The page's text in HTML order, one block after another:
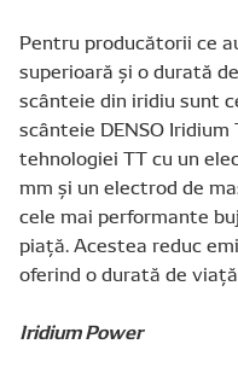
Pentru producătorii ce
superioară şi o durată
scânteie din iridiu sunt
scânteie DENSO
tehnologiei TT cu un
mm şi un electrod de
cele mai performante
piaţă. Acestea reduc
oferind o durată de
Iridium Power